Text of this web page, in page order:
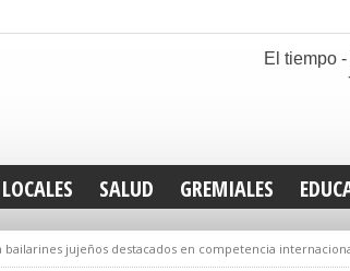
El tiempo
LOCALES SALUD GREMIALES
jujeños destacados en competencia